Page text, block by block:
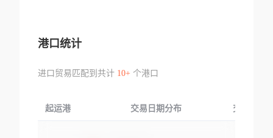
港口统计
进口贸易匹配到共计 10+个港口
起运港 交易日期分布 交易产品